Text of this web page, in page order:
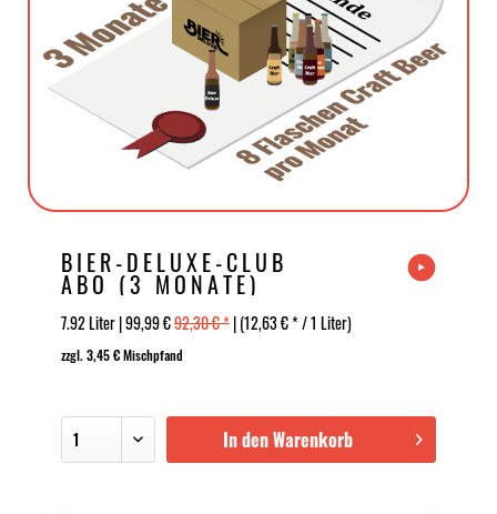
BIER-DELUXE-CLUB
ABO (3 MONATE)
7.92 Liter | 99,99 €92,30 € *| (12,63 € * / 1 Liter)
zzgl. 3,45 € Mischpfand
In den Warenkorb